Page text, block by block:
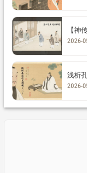
【神
2026-
浅析
2026-